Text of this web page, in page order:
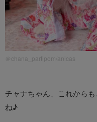
＠chana_partipom/anicas
チャナちゃん、これから
ね♪